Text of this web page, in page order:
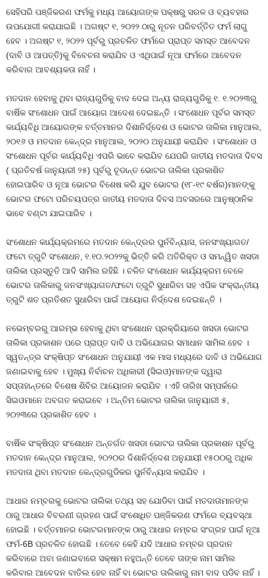
ସେହିପରି ପଞ୍ଜିକରଣ ଫର୍ମକୁ ମଧ୍ୟ ଆୟୋଗଙ୍କ ପକ୍ଷରୁ ସରଳ ଓ ବ୍ୟବହାର
ଉପଯୋଗୀ କରାଯାଇଛି । ଅଗଷ୍ଟ ୧, ୨୦୨୨ ଠାରୁ ନୂତନ ପରିବର୍ତ୍ତିତ ଫର୍ମ ଲାଗୁ
ହେବ । ଅଗଷ୍ଟ ୧, ୨୦୨୨ ପୂର୍ବରୁ ପ୍ରଚଳିତ ଫର୍ମରେ ପ୍ରାପ୍ତ ସମସ୍ତ ଆବେଦନ
(ଦାବି ଓ ଆପତ୍ତି)କୁ ବିବେଚନା କରାଯିବ ଓ ଏଥିପାଇଁ ନୂଆ ଫର୍ମରେ ଆବେଦନ
କରିବାର ଆବଶ୍ୟକତା ନାହିଁ ।
ମତଦାନ ହେବାକୁ ଥିବା ରାଜ୍ୟଗୁଡିକୁ ବାଦ ଦେଇ ଅନ୍ୟ ରାଜ୍ୟଗୁଡିକୁ ୧. ୧.୨୦୨୩ରୁ
ବାର୍ଷିକ ସଂଶୋଧନ ପାଇଁ ଆୟୋଗ ଆଦେଶ ଦେଇଛନ୍ତି । ସଂଶୋଧନ ପୂର୍ବର ସମସ୍ତ
କାର୍ଯ୍ୟବିଧି ଆୟୋଗଙ୍କ ବର୍ତ୍ତମାନର ଦିଶାନିର୍ଦ୍ଦେଶ ଓ ଭୋଟର ତାଲିକା ମାନୁଆଲ,
୨୦୧୬ ଓ ମତଦାନ କେନ୍ଦ୍ର ମାନୁଆଲ, ୨୦୨୦ ଅନୁଯାୟୀ କରାଯିବ । ସଂଶୋଧନ ଓ
ସଂଶୋଧନ ପୂର୍ବର କାର୍ଯ୍ୟବିଧି ଏପରି ଭାବେ କରାଯିବ ଯେପରି ଜାତୀୟ ମତଦାତା ଦିବସ
( ପ୍ରତିବର୍ଷ ଜାନୁୟାରୀ ୨୫) ପୂର୍ବରୁ ଚୂଡାନ୍ତ ଭୋଟର ତାଲିକା ପ୍ରକାଶିତ
ହୋଇପାରିବ ଓ ନୂଆ ଭୋଟର ବିଶେଷ କରି ଯୁବ ଭୋଟର (୧୮-୧୯ ବର୍ଷର)ମାନଙ୍କୁ
ଭୋଟର ଫଟୋ ପରିଚୟପତ୍ର ଜାତୀୟ ମତଦାତା ଦିବସ ଅବସରରେ ଆନୁଷ୍ଠାନିକ
ଭାବେ ବଣ୍ଟା ଯାଇପାରିବ ।
ସଂଶୋଧନ କାର୍ଯ୍ୟକ୍ରମରେ ମତଦାନ କେନ୍ଦ୍ରର ପୁର୍ନବିନ୍ୟାସ, ଜନସଂଖ୍ୟାଗତ/
ଫଟୋ ତ୍ରୁଟି ସଂଶୋଧନ, ୧.୧୦.୨୦୨୨କୁ ଭିତ୍ତି କରି ଅତିରିକ୍ତ ଓ ସମନ୍ୱିତ ଖସଡା
ତାଲିକା ପ୍ରସ୍ତୁତି ଆଦି ସାମିଲ ରହିଛି । ଚଳିତ ସଂଶୋଧନ କାର୍ଯ୍ୟକ୍ରମ ବେଳେ
ଭୋଟର ତାଲିକାରୁ ଜନସଂଖ୍ୟାଗତ/ଫଟୋ ତ୍ରୁଟି ସୁଧାରିବା ସହ ଏପିକ ସଂକ୍ରାନ୍ତୀୟ
ତ୍ରୁଟି ଶତ ପ୍ରତିଶତ ସୁଧାରିବା ପାଇଁ ଆୟୋଗ ନିର୍ଦ୍ଦେଶ ଦେଇଛନ୍ତି ।
ନଭେମ୍ବରରୁ ଆରମ୍ଭ ହେବାକୁ ଥିବା ସଂଶୋଧନ ପ୍ରକ୍ରିୟାରେ ଖସଡା ଭୋଟର
ତାଲିକା ପ୍ରକାଶନ ପରେ ପ୍ରାପ୍ତ ଦାବି ଓ ଅଭିଯୋଗର ସମାଧାନ ସାମିଲ ହେବ ।
ସ୍ୱତନ୍ତ୍ର ସଂକ୍ଷିପ୍ତ ସଂଶୋଧନ ଅନୁଯାୟୀ ଏକ ମାସ ମଧ୍ୟରେ ଦାବି ଓ ଅଭିଯୋଗ
ଜଣାଇବାକୁ ହେବ । ମୁଖ୍ୟ ନିର୍ବାଚନ ଅଧିକାରୀ (ସିଇଓ)ମାନଙ୍କ ଦ୍ୱାରା
ସପ୍ତାହାନ୍ତରେ ବିଶେଷ ଶିବିର ଆୟୋଜନ କରାଯିବ । ଏହି ତାରିଖ ସମ୍ପର୍କରେ
ସିଇଓମାନେ ଅବଗତ କରାଇବେ । ଅନ୍ତିମ ଭୋଟର ତାଲିକା ଜାନୁୟାରୀ ୫,
୨୦୨୩ରେ ପ୍ରକାଶିତ ହେବ ।
ବାର୍ଷିକ ସଂକ୍ଷିପ୍ତ ସଂଶୋଧନ ଅନ୍ତର୍ଗତ ଖସଡା ଭୋଟର ତାଲିକା ପ୍ରକାଶନ ପୂର୍ବରୁ
ମତଦାନ କେନ୍ଦ୍ର ମାନୁଆଲ, ୨୦୨୦ର ଦିଶାନିର୍ଦ୍ଦେଶ ଅନୁଯାୟୀ ୧୫୦୦ରୁ ଅଧିକ
ମତଦାତା ଥିବା ମତଦାନ କେନ୍ଦ୍ରଗୁଡିକର ପୁର୍ନବିନ୍ୟାସ କରାଯିବ ।
ଆଧାର ନମ୍ବରକୁ ଭୋଟର ତାଲିକା ତଥ୍ୟ ସହ ଯୋଡିବା ପାଇଁ ମତଦାତାମାନଙ୍କ
ଠାରୁ ଆଧାର ବିବରଣୀ ଗ୍ରହଣ ପାଇଁ ସଂଶୋଧିତ ପଞ୍ଜିକରଣ ଫର୍ମରେ ବ୍ୟବସ୍ଥା
ହୋଇଛି । ବର୍ତ୍ତମାନର ଭୋଟରମାନଙ୍କ ଠାରୁ ଆଧାର ନମ୍ବର ସଂଗ୍ରହ ପାଇଁ ନୂଆ
ଫର୍ମ-6B ପ୍ରଚଳିତ ହୋଇଛି । ତେବେ କେହି ଯଦି ଆଧାର ନମ୍ବର ପ୍ରଦାନ
କରିବାରେ ଅବା ଜଣାଇବାରେ ସକ୍ଷମ ନହୁଅନ୍ତି ତେବେ ତାଙ୍କ ନାମ ସାମିଲ
କରିବାର ଆବେଦନ ବାତିଲ ହେବ ନାହିଁ ବା ଭୋଟର ତାଲିକାରୁ ନାମ ବାଦ ପଡିବ ନାହିଁ ।